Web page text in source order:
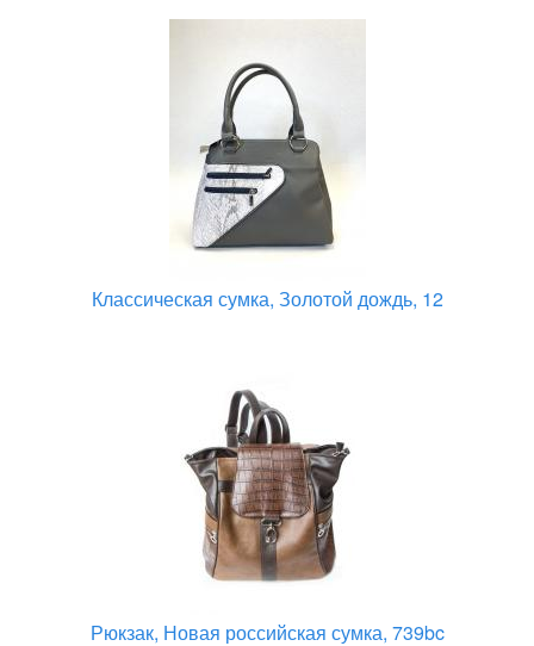
Классическая сумка, Золотой дождь, 12
Рюкзак, Новая российская сумка, 739bc